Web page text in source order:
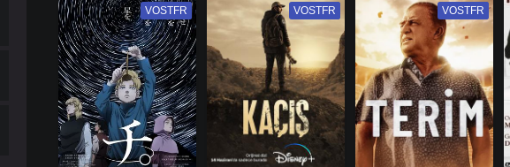
VF
VOSTFR
VF
VOSTFR
VF
VOSTFR